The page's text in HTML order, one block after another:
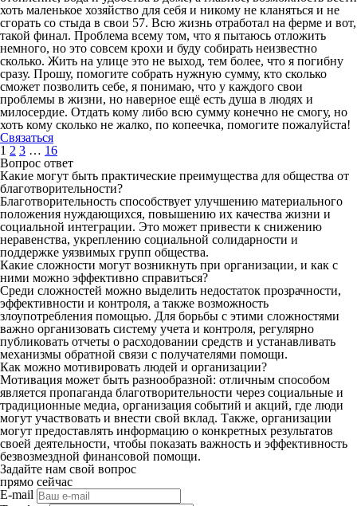
хоть маленькое хозяйство для себя и никому не кланяться и не
сгорать со стыда в свои 57. Всю жизнь отработал на ферме и вот,
такой финал. Проблема всему том, что я пытаюсь отложить
немного, но это совсем крохи и буду собирать неизвестно
сколько. Жить на улице это не выход, тем более, что я погибну
сразу. Прошу, помогите собрать нужную сумму, кто сколько
сможет позволить себе, я понимаю, что у каждого свои
проблемы в жизни, но наверное ещё есть душа в людях и
милосердие. Отдать кому либо всю сумму конечно не смогу, но
хоть кому сколько не жалко, по копеечка, помогите пожалуйста!
Связаться
1 2 3 … 16
Вопрос ответ
Какие могут быть практические преимущества для общества от
благотворительности?
Благотворительность способствует улучшению материального
положения нуждающихся, повышению их качества жизни и
социальной интеграции. Это может привести к снижению
неравенства, укреплению социальной солидарности и
поддержке уязвимых групп общества.
Какие сложности могут возникнуть при организации, и как с
ними можно эффективно справиться?
Среди сложностей можно выделить недостаток прозрачности,
эффективности и контроля, а также возможность
злоупотребления помощью. Для борьбы с этими сложностями
важно организовать систему учета и контроля, регулярно
публиковать отчеты о расходовании средств и устанавливать
механизмы обратной связи с получателями помощи.
Как можно мотивировать людей и организации?
Мотивация может быть разнообразной: отличным способом
является пропаганда благотворительности через социальные и
традиционные медиа, организация событий и акций, где люди
могут участвовать и внести свой вклад. Также, организации
могут предоставлять информацию о конкретных результатов
своей деятельности, чтобы показать важность и эффективность
безвозмездной финансовой помощи.
Задайте нам свой вопрос
прямо сейчас
E-mail